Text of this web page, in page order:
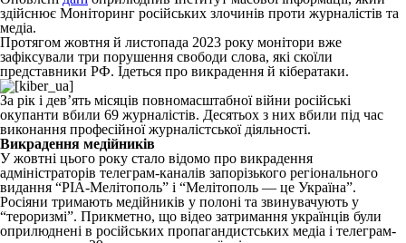
здійснює Моніторинг російських злочинів проти журналістів та
медіа.
Протягом жовтня й листопада 2023 року монітори вже
зафіксували три порушення свободи слова, які скоїли
представники РФ. Ідеться про викрадення й кібератаки.
За рік і дев’ять місяців повномасштабної війни російські
окупанти вбили 69 журналістів. Десятьох з них вбили під час
виконання професійної журналістської діяльності.
Викрадення медійників
У жовтні цього року стало відомо про викрадення
адміністраторів телеграм-каналів запорізького регіонального
видання “РІА-Мелітополь” і “Мелітополь — це Україна”.
Росіяни тримають медійників у полоні та звинувачують у
“тероризмі”. Прикметно, що відео затримання українців були
оприлюднені в російських пропагандистських медіа і телеграм-